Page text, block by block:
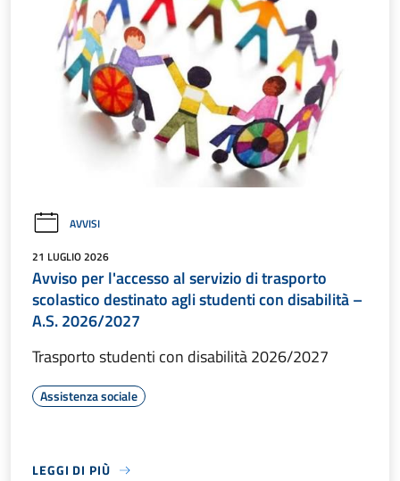
AVVISI
21 LUGLIO 2026
Avviso per l'accesso al servizio di trasporto
scolastico destinato agli studenti con disabilità –
A.S. 2026/2027
Trasporto studenti con disabilità 2026/2027
Assistenza sociale
LEGGI DI PIÙ